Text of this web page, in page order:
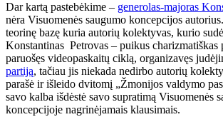
Dar kartą pastebėkime – generolas-majoras
nėra Visuomenės saugumo koncepcijos
teorinę bazę kuria autorių kolektyvas, kurio
Konstantinas Petrovas – puikus charizmatiškas
paruošęs videopaskaitų ciklą, organizavęs
partiją, tačiau jis niekada nedirbo autorių
parašė ir išleido dvitomį „Žmonijos valdymo
savo kalba išdėstė savo supratimą Visuomenės
koncepcijoje nagrinėjamais klausimais.